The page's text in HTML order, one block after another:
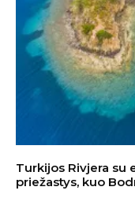
Turkijos Rivjera su
priežastys, kuo